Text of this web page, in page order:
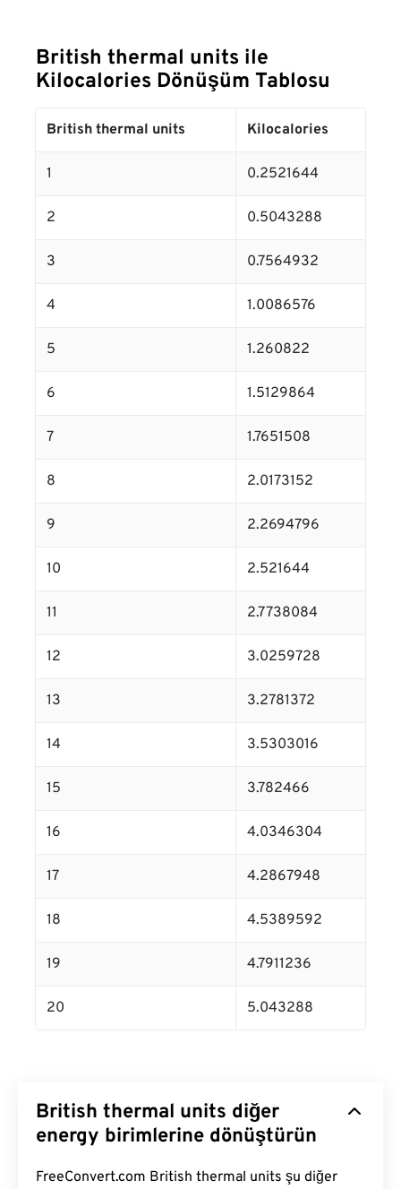
British thermal units ile
Kilocalories Dönüşüm Tablosu
British thermal units Kilocalories
1 0.2521644
2 0.5043288
3 0.7564932
4 1.0086576
5 1.260822
6 1.5129864
7 1.7651508
8 2.0173152
9 2.2694796
10 2.521644
11 2.7738084
12 3.0259728
13 3.2781372
14 3.5303016
15 3.782466
16 4.0346304
17 4.2867948
18 4.5389592
19 4.7911236
20 5.043288
British thermal units diğer
energy birimlerine dönüştürün
FreeConvert.com British thermal units şu diğer